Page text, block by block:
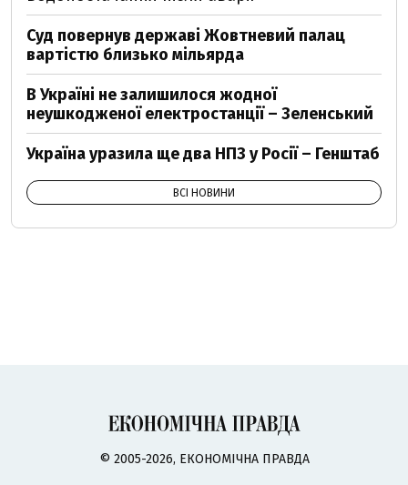
Суд повернув державі Жовтневий палац
вартістю близько мільярда
В Україні не залишилося жодної
неушкодженої електростанції – Зеленський
Україна уразила ще два НПЗ у Росії – Генштаб
ВСІ НОВИНИ
© 2005-2026, ЕКОНОМІЧНА ПРАВДА